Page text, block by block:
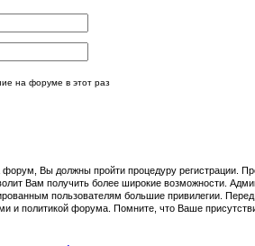
на форуме в этот раз
форум, Вы должны пройти процедуру регистрации.
Вам получить более широкие возможности.
пользователям большие привилегии.
и политикой форума. Помните, что Ваше